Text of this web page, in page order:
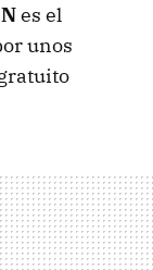
es el
unos